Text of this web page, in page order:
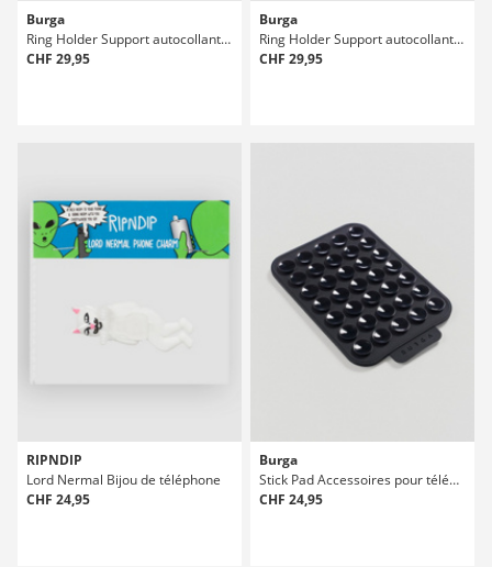
Burga
Ring Holder Support autocollant pour téléphone
CHF 29,95
Burga
Ring Holder Support autocollant pour téléphone
CHF 29,95
RIPNDIP
Lord Nermal Bijou de téléphone
CHF 24,95
Burga
Stick Pad Accessoires pour téléphone
CHF 24,95